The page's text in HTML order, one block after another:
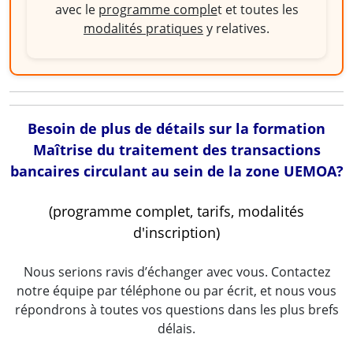
avec le programme complet et toutes les
modalités pratiques y relatives.
Besoin de plus de détails sur la formation
Maîtrise du traitement des transactions
bancaires circulant au sein de la zone UEMOA?
(programme complet, tarifs, modalités
d'inscription)
Nous serions ravis d’échanger avec vous. Contactez
notre équipe par téléphone ou par écrit, et nous vous
répondrons à toutes vos questions dans les plus brefs
délais.